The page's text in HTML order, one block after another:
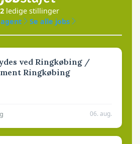
ledige stillinger
Se alle jobs
ved Ringkøbing /
Ringkøbing
06. aug.